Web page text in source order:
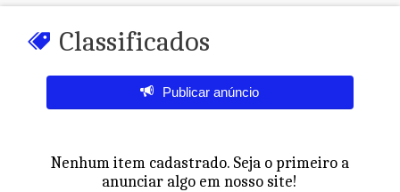
Classificados
Publicar anúncio
Nenhum item cadastrado. Seja o primeiro a
anunciar algo em nosso site!